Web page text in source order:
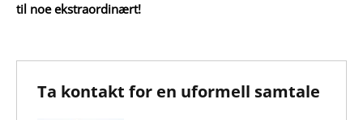
til noe ekstraordinært!
Ta kontakt for en uformell samtale